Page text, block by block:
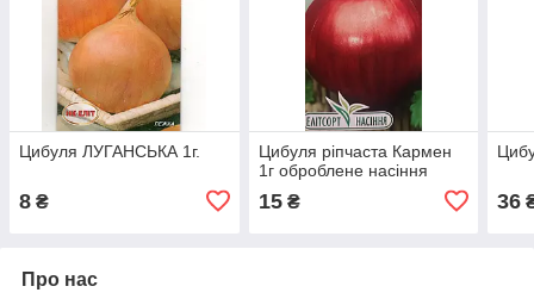
Цибуля ЛУГАНСЬКА 1г.
8 ₴
Цибуля ріпчаста Кармен
1г оброблене насіння
15₴ 36
Про нас